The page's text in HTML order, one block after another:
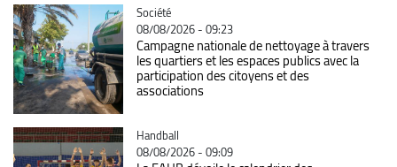
Catégorie
Société
08/08/2026 - 09:23
Campagne nationale de nettoyage à travers
les quartiers et les espaces publics avec la
participation des citoyens et des
associations
Catégorie
Handball
08/08/2026 - 09:09